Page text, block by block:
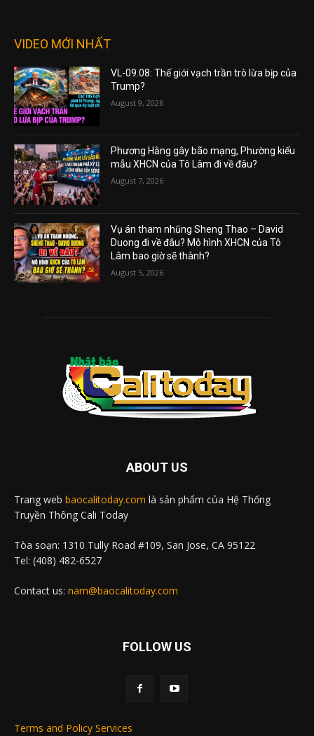
VIDEO MỚI NHẤT
VL-09.08: Thế giới vạch trần trò lừa bịp của
Trump?
August 9, 2026
Phương Hằng gây bão mạng, Phường kiểu
mẫu XHCN của Tô Lâm đi về đâu?
August 7, 2026
Vụ án tham nhũng Sheng Thao – David
Duong đi về đâu? Mô hình XHCN của Tô
Lâm bao giờ sẽ thành?
August 5, 2026
ABOUT US
Trang web baocalitoday.com là sản phẩm của Hệ Thống
Truyền Thông Cali Today
Tòa soạn: 1310 Tully Road #109, San Jose, CA 95122
Tel: (408) 482-6527
Contact us: nam@baocalitoday.com
FOLLOW US
Terms and Policy Services